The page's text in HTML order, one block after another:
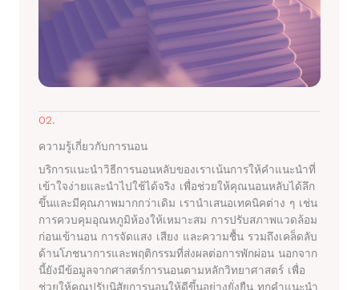
02.
ความรู้เกี่ยวกับการนอน
บริการแนะนำวิธีการนอนหลับของเราเน้นการให้คำแนะนำที่
เข้าใจง่ายและนำไปใช้ได้จริง เพื่อช่วยให้คุณนอนหลับได้ลึก
ขึ้นและมีคุณภาพมากกว่าเดิม เรานำเสนอเทคนิคต่าง ๆ เช่น
การควบคุมอุณหภูมิห้องให้เหมาะสม การปรับสภาพแวดล้อม
ก่อนเข้านอน การจัดแสง เสียง และความชื้น รวมถึงเคล็ดลับ
ด้านโภชนาการและพฤติกรรมที่ส่งผลต่อการพักผ่อน นอกจาก
นี้ยังมีข้อมูลจากศาสตร์การนอนตามหลักวิทยาศาสตร์ เพื่อ
ช่วยให้คุณปรับนิสัยการนอนให้ดีขึ้นอย่างยั่งยืน ทุกคำแนะนำ